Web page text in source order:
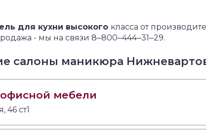
для кухни высокого класса от
- мы на связи 8‒800‒444‒31‒29.
салоны маникюра
мебели
46 ст1